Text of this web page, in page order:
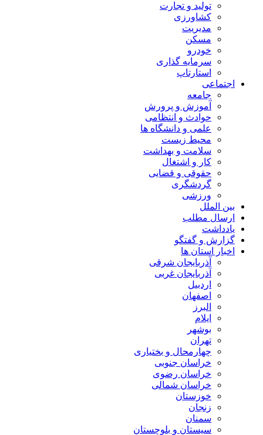
تولید و تجارت
کشاورزی
مدیریت
مسکن
خودرو
سرمایه گذاری
استارتاپ
اجتماعی
جامعه
آموزش و پرورش
حوادث و انتظامی
علمی و دانشگاه ها
محیط زیست
سلامت و بهداشت
کار و اشتغال
حقوقی و قضایی
گردشگری
ورزشی
بین الملل
ارسال مطلب
یادداشت
گزارش و گفتگو
اخبار استان ها
آذربایجان شرقی
آذربایجان غربی
اردبیل
اصفهان
البرز
ایلام
بوشهر
تهران
چهارمحال و بختیاری
خراسان جنوبی
خراسان رضوی
خراسان شمالی
خوزستان
زنجان
سمنان
سیستان و بلوچستان